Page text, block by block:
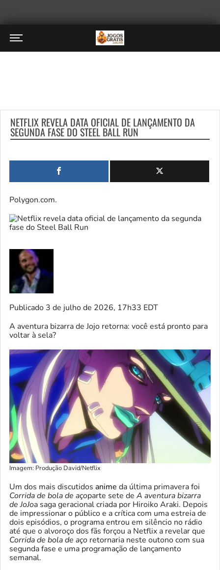
NETFLIX REVELA DATA OFICIAL DE LANÇAMENTO DA
SEGUNDA FASE DO STEEL BALL RUN
Polygon.com.
Publicado 3 de julho de 2026, 17h33 EDT
A aventura bizarra de Jojo retorna: você está pronto para
voltar à sela?
Imagem: Produção David/Netflix
Um dos mais discutidos anime da última primavera foi
Corrida de bola de açoparte sete de A aventura bizarra
de JoJoa saga geracional criada por Hiroiko Araki. Depois
de impressionar o público e a crítica com uma estreia de
dois episódios, o programa entrou em silêncio no rádio
até que o alvoroço dos fãs forçou a Netflix a revelar que
Corrida de bola de aço retornaria neste outono com sua
segunda fase e uma programação de lançamento
semanal.